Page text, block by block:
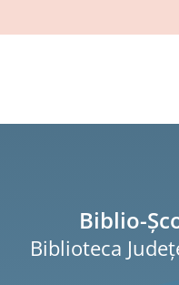
Biblio-
Biblioteca